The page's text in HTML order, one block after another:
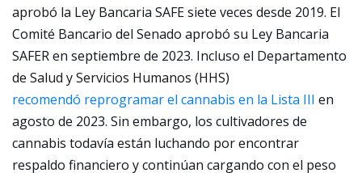
aprobó la Ley Bancaria SAFE siete veces desde 2019. El
Comité Bancario del Senado aprobó su Ley Bancaria
SAFER en septiembre de 2023. Incluso el Departamento
de Salud y Servicios Humanos (HHS)
recomendó reprogramar el cannabis en la Lista III en
agosto de 2023. Sin embargo, los cultivadores de
cannabis todavía están luchando por encontrar
respaldo financiero y continúan cargando con el peso